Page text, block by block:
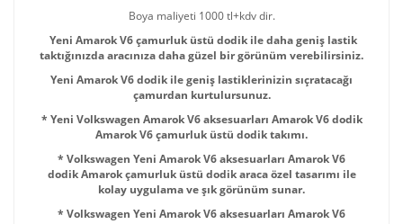
Boya maliyeti 1000 tl+kdv dir.
Yeni Amarok V6 çamurluk üstü dodik ile daha geniş lastik
taktığınızda aracınıza daha güzel bir görünüm verebilirsiniz.
Yeni Amarok V6 dodik ile geniş lastiklerinizin sıçratacağı
çamurdan kurtulursunuz.
* Yeni Volkswagen Amarok V6 aksesuarları Amarok V6 dodik
Amarok V6 çamurluk üstü dodik takımı.
* Volkswagen Yeni Amarok V6 aksesuarları Amarok V6
dodik Amarok çamurluk üstü dodik araca özel tasarımı ile
kolay uygulama ve şık görünüm sunar.
* Volkswagen Yeni Amarok V6 aksesuarları Amarok V6